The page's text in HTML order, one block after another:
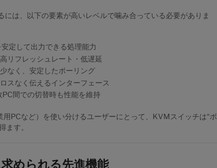
は、以下の要素が高いレベルで噛み合っている必要がありま
定して出力できる処理能力
リフレッシュレート・低遅延
なく、安定したポーリング
スなく伝えるインターフェース
PC間での切替時も性能を維持
PCなど）を使い分けるユーザーにとって、KVMスイッチは“ボ
ます。
められる先進機能